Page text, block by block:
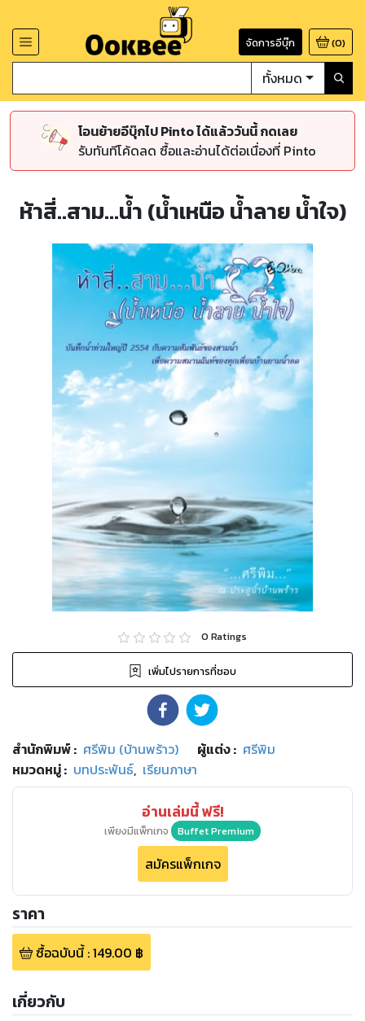
จัดการอีบุ๊ก (0)
ทั้งหมด
โอนย้ายอีบุ๊กไป Pinto ได้แล้ววันนี้ กดเลย
รับทันทีโค้ดลด ซื้อและอ่านได้ต่อเนื่องที่ Pinto
ห้าสี่..สาม...น้ำ (น้ำเหนือ น้ำลาย น้ำใจ)
0 Ratings
เพิ่มไปรายการที่ชอบ
สำนักพิมพ์: ศรีพิม (บ้านพร้าว) ผู้แต่ง : ศรีพิม
หมวดหมู่: บทประพันธ์, เรียนภาษา
อ่านเล่มนี้ ฟรี!
เพียงมีแพ็กเกจ Buffet Premium
สมัครแพ็กเกจ
ราคา
ซื้อฉบับนี้:149.00 ฿
เกี่ยวกับ